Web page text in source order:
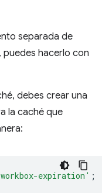
separada de
hacerlo con
debes crear una
la caché que
expiration' ;